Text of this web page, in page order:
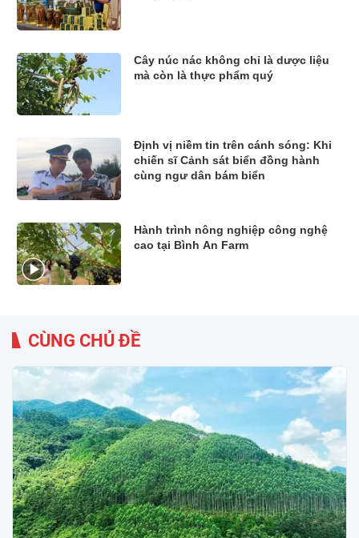
Cây núc nác không chỉ là dược liệu
mà còn là thực phẩm quý
Định vị niềm tin trên cánh sóng: Khi
chiến sĩ Cảnh sát biển đồng hành
cùng ngư dân bám biển
Hành trình nông nghiệp công nghệ
cao tại Bình An Farm
CÙNG CHỦ ĐỀ